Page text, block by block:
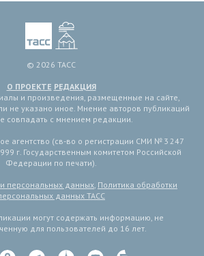
© 2026 ТАСС
О ПРОЕКТЕ РЕДАКЦИЯ
и произведения, размещенные на сайте,
не указано иное. Мнение авторов публикаций
совпадать с мнением редакции.
агентство (св-во о регистрации СМИ № 3 247
г. Государственным комитетом Российской
Федерации по печати).
персональных данных, Политика обработки
данных ТАСС
могут содержать информацию, не
для пользователей до 16 лет.